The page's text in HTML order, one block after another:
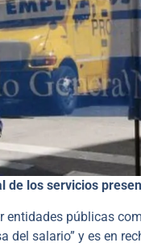
de los servicios
entidades públicas
salario” y es en